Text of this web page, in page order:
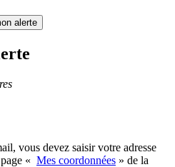
alerte
vous devez saisir votre adresse
« Mes coordonnées » de la